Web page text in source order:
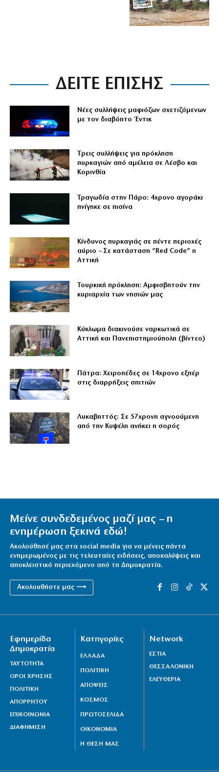
ΔΕΙΤΕ ΕΠΙΣΗΣ
Νέες συλλήψεις μαφιόζων σχετιζόμενων
με τον διαβόητο Έντικ
Tρεις συλλήψεις για πρόκληση
πυρκαγιών από αμέλεια σε Λέσβο και
Κορινθία
Τραγωδία στην Πάρο: 4χρονο αγοράκι
πνίγηκε σε πισίνα
Κίνδυνος πυρκαγιάς σε πέντε περιοχές
αύριο – Σε κατάσταση “Red Code” η
Αττική
Τουρκική πρόκληση: Αμφισβητούν την
κυριαρχία των νησιών μας
Κύκλωμα διακινούσε ναρκωτικά σε
Αττική και Πανεπιστημιούπολη (βίντεο)
Πάτρα: Χειροπέδες σε 14χρονο εξπέρ
στις διαρρήξεις σπιτιών
Λυκαβηττός: Σε 57χρονη αγνοούμενη
από την Κυψέλη ανήκει η σορός
Μείνε συνδεδεμένος μαζί μας – η
ενημέρωση ξεκινά εδώ!
Ακολούθησέ μας στα social media για να μένεις πάντα
ενημερωμένος με τις τελευταίες ειδήσεις, αποκαλύψεις και
αποκλειστικό περιεχόμενο από τη Δημοκρατία.
Ακολουθήστε μας ⟶
Εφημερίδα
Δημοκρατία
ΤΑΥΤΟΤΗΤΑ
ΟΡΟΙ ΧΡΗΣΗΣ
ΠΟΛΙΤΙΚΗ
ΑΠΟΡΡΗΤΟΥ
ΕΠΙΚΟΙΝΩΝΙΑ
ΔΙΑΦΗΜΙΣΗ
Κατηγορίες
ΕΛΛΑΔΑ
ΠΟΛΙΤΙΚΗ
ΑΠΟΨΕΙΣ
ΚΟΣΜΟΣ
ΠΡΩΤΟΣΕΛΙΔΑ
ΟΙΚΟΝΟΜΙΑ
Η ΘΕΣΗ ΜΑΣ
Network
ΕΣΤΙΑ
ΘΕΣΣΑΛΟΝΙΚΗ
ΕΛΕΥΘΕΡΙΑ